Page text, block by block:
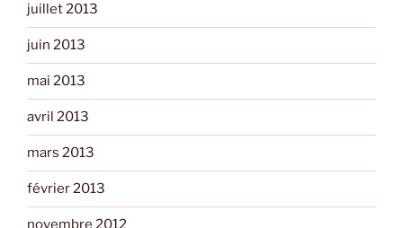
juillet 2013
juin 2013
mai 2013
avril 2013
mars 2013
février 2013
novembre 2012